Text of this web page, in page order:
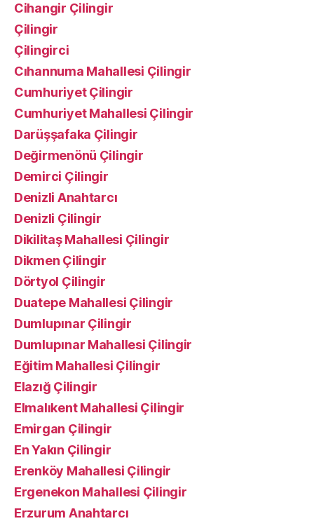
Cihangir Çilingir
Çilingir
Çilingirci
Cıhannuma Mahallesi Çilingir
Cumhuriyet Çilingir
Cumhuriyet Mahallesi Çilingir
Darüşşafaka Çilingir
Değirmenönü Çilingir
Demirci Çilingir
Denizli Anahtarcı
Denizli Çilingir
Dikilitaş Mahallesi Çilingir
Dikmen Çilingir
Dörtyol Çilingir
Duatepe Mahallesi Çilingir
Dumlupınar Çilingir
Dumlupınar Mahallesi Çilingir
Eğitim Mahallesi Çilingir
Elazığ Çilingir
Elmalıkent Mahallesi Çilingir
Emirgan Çilingir
En Yakın Çilingir
Erenköy Mahallesi Çilingir
Ergenekon Mahallesi Çilingir
Erzurum Anahtarcı